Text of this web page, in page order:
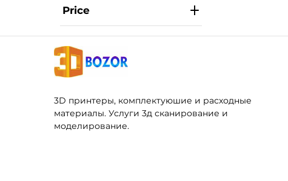
Price
3D принтеры, комплектуюшие и расходные
материалы. Услуги 3д сканирование и
моделирование.